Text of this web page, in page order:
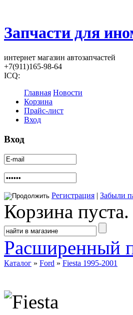
Запчасти для
интернет магазин автозапчастей
+7(911)165-98-64
ICQ:
Главная Новости
Корзина
Прайс-лист
Вход
Вход
Регистрация | Забыли
Корзина пуста.
Расширенный
Каталог » Ford » Fiesta 1995-2001